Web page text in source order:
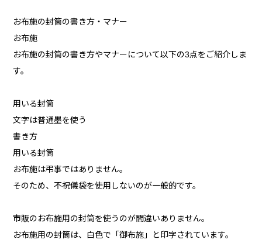
お布施の封筒の書き方・マナー
お布施
お布施の封筒の書き方やマナーについて以下の3点をご紹介しま
す。
用いる封筒
文字は普通墨を使う
書き方
用いる封筒
お布施は弔事ではありません。
そのため、不祝儀袋を使用しないのが一般的です。
市販のお布施用の封筒を使うのが間違いありません。
お布施用の封筒は、白色で「御布施」と印字されています。